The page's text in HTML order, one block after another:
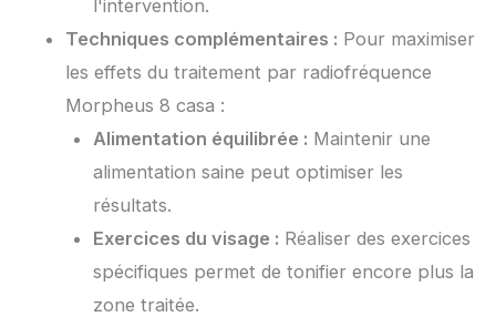
l'intervention.
Techniques complémentaires : Pour maximiser
les effets du traitement par radiofréquence
Morpheus 8 casa :
Alimentation équilibrée : Maintenir une
alimentation saine peut optimiser les
résultats.
Exercices du visage : Réaliser des exercices
spécifiques permet de tonifier encore plus la
zone traitée.